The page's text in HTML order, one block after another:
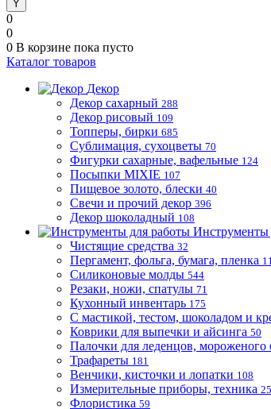
0
0
0 В корзине пока пусто
Каталог товаров
Декор
Декор сахарный 288
Декор рисовый 109
Топперы, бирки 685
Сублимация, сухоцветы 70
Фигурки сахарные, вафельные 124
Посыпки MIXIE 107
Пищевое золото, блески 40
Свечи и прочий декор 396
Декор шоколадный 108
Инструменты
Чистящие средства 32
Пергамент, фольга, бумага, пленка
Силиконовые молды 544
Резаки, ножи, спатулы 71
Кухонный инвентарь 175
С мастикой, тестом, шоколадом и
Коврики для выпечки и айсинга 50
Палочки для леденцов, мороженого
Трафареты 181
Венчики, кисточки и лопатки 108
Измерительные приборы, техника 25
Флористика 59